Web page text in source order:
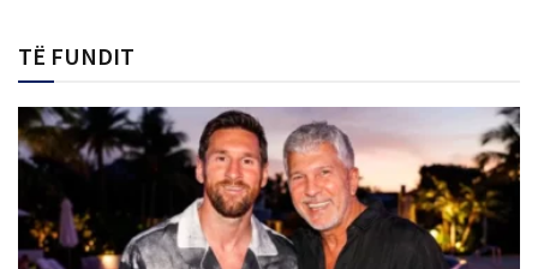
TË FUNDIT